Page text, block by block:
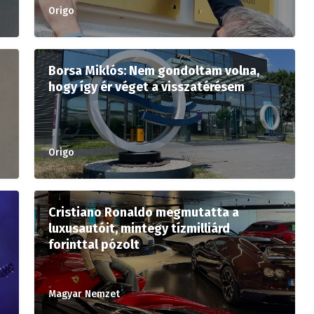
Origo
Borsa Miklós: Nem gondoltam volna,
hogy így ér véget a visszatérésem
Origo
Cristiano Ronaldo megmutatta a
luxusautóit, mintegy tízmilliárd
forinttal pózolt
Magyar Nemzet